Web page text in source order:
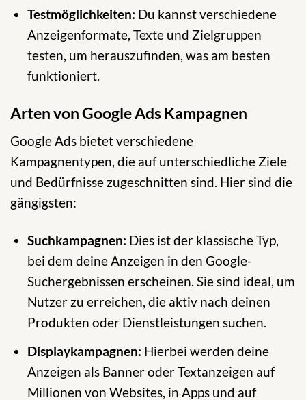
Testmöglichkeiten: Du kannst verschiedene
Anzeigenformate, Texte und Zielgruppen
testen, um herauszufinden, was am besten
funktioniert.
Arten von Google Ads Kampagnen
Google Ads bietet verschiedene
Kampagnentypen, die auf unterschiedliche Ziele
und Bedürfnisse zugeschnitten sind. Hier sind die
gängigsten:
Suchkampagnen: Dies ist der klassische Typ,
bei dem deine Anzeigen in den Google-
Suchergebnissen erscheinen. Sie sind ideal, um
Nutzer zu erreichen, die aktiv nach deinen
Produkten oder Dienstleistungen suchen.
Displaykampagnen: Hierbei werden deine
Anzeigen als Banner oder Textanzeigen auf
Millionen von Websites, in Apps und auf